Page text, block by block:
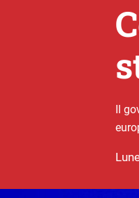
Il